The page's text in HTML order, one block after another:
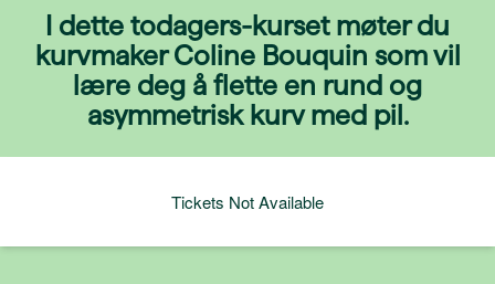
I dette todagers-kurset møter du
kurvmaker Coline Bouquin som vil
lære deg å flette en rund og
asymmetrisk kurv med pil.
Tickets Not Available